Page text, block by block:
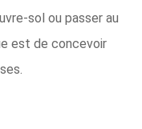
sol ou passer au
est de concevoir